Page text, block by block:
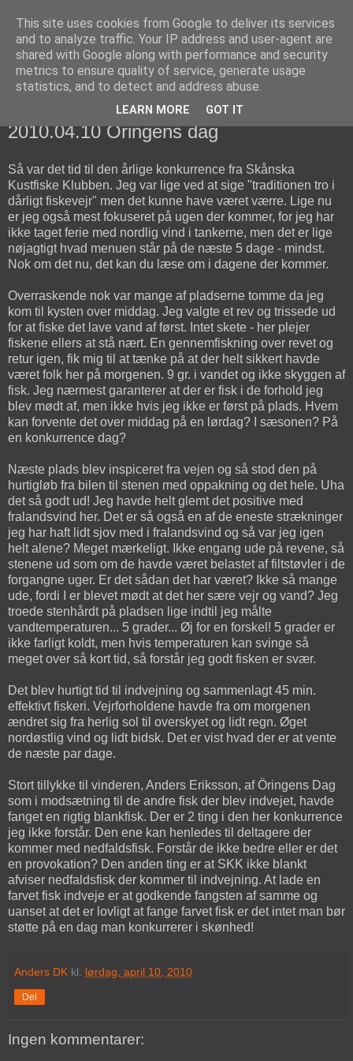
fiskedagbog.dk
Havørredfiskeri, tordenvejr og rav i (en skøn?) tre-enighed
2010.04.10 Öringens dag
Så var det tid til den årlige konkurrence fra Skånska
Kustfiske Klubben. Jeg var lige ved at sige "traditionen tro i
dårligt fiskevejr" men det kunne have været værre. Lige nu
er jeg også mest fokuseret på ugen der kommer, for jeg har
ikke taget ferie med nordlig vind i tankerne, men det er lige
nøjagtigt hvad menuen står på de næste 5 dage - mindst.
Nok om det nu, det kan du læse om i dagene der kommer.
Overraskende nok var mange af pladserne tomme da jeg
kom til kysten over middag. Jeg valgte et rev og trissede ud
for at fiske det lave vand af først. Intet skete - her plejer
fiskene ellers at stå nært. En gennemfiskning over revet og
retur igen, fik mig til at tænke på at der helt sikkert havde
været folk her på morgenen. 9 gr. i vandet og ikke skyggen af
fisk. Jeg nærmest garanterer at der er fisk i de forhold jeg
blev mødt af, men ikke hvis jeg ikke er først på plads. Hvem
kan forvente det over middag på en lørdag? I sæsonen? På
en konkurrence dag?
Næste plads blev inspiceret fra vejen og så stod den på
hurtigløb fra bilen til stenen med oppakning og det hele. Uha
det så godt ud! Jeg havde helt glemt det positive med
fralandsvind her. Det er så også en af de eneste strækninger
jeg har haft lidt sjov med i fralandsvind og så var jeg igen
helt alene? Meget mærkeligt. Ikke engang ude på revene, så
stenene ud som om de havde været belastet af filtstøvler i de
forgangne uger. Er det sådan det har været? Ikke så mange
ude, fordi I er blevet mødt at det her sære vejr og vand? Jeg
troede stenhårdt på pladsen lige indtil jeg målte
vandtemperaturen... 5 grader... Øj for en forskel! 5 grader er
ikke farligt koldt, men hvis temperaturen kan svinge så
meget over så kort tid, så forstår jeg godt fisken er svær.
Det blev hurtigt tid til indvejning og sammenlagt 45 min.
effektivt fiskeri. Vejrforholdene havde fra om morgenen
ændret sig fra herlig sol til overskyet og lidt regn. Øget
nordøstlig vind og lidt bidsk. Det er vist hvad der er at vente
de næste par dage.
Stort tillykke til vinderen, Anders Eriksson, af Öringens Dag
som i modsætning til de andre fisk der blev indvejet, havde
fanget en rigtig blankfisk. Der er 2 ting i den her konkurrence
jeg ikke forstår. Den ene kan henledes til deltagere der
kommer med nedfaldsfisk. Forstår de ikke bedre eller er det
en provokation? Den anden ting er at SKK ikke blankt
afviser nedfaldsfisk der kommer til indvejning. At lade en
farvet fisk indveje er at godkende fangsten af samme og
uanset at det er lovligt at fange farvet fisk er det intet man bør
støtte på en dag man konkurrerer i skønhed!
Anders DK kl. lørdag, april 10, 2010
Del
Ingen kommentarer:
This site uses cookies from Google to deliver its services
and to analyze traffic. Your IP address and user-agent are
shared with Google along with performance and security
metrics to ensure quality of service, generate usage
statistics, and to detect and address abuse.
LEARN MORE GOT IT